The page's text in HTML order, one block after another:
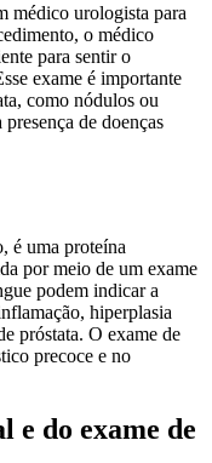
médico urologista para
o médico
para sentir o
exame é importante
como nódulos ou
de doenças
é uma proteína
por meio de um exame
podem indicar a
hiperplasia
próstata. O exame de
precoce e no
e do exame de